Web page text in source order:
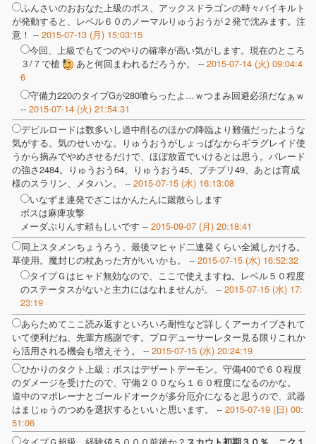
ふんさいのおおなた上級のボス、アックスドラゴンの時々バイキルト
が発動すると、レベル６０のノーマルりゅうおうが２発で沈みます。注
意！ -- 2015-07-13 (月) 15:03:15
今回、上級でもてつのやりの確率が高い気がします。現在のところ
３/７で槍
あと何回まわれるだろうか。 -- 2015-07-14 (火) 09:04:4
6
守備力220のタイプGが280喰らったよ…ｗつまみ回避必須だなぁｗ
-- 2015-07-14 (火) 21:54:31
デビルロードは数多いし道中削るのほかの降臨より難儀だったような
気がする。気のせいかな。りゅうおうがしょっぱなからギラグレイド使
うから摘みでやめさせるだけで、ほぼ放置でいけるとは思う。パレード
の強さ2484。りゅうおう64、りゅうおう45、プチプリ49、あとは育成
様のスラリン、メタハン。 -- 2015-07-15 (水) 16:13:08
いなずま連発でざこはかんたんに蹴散らします
ボスは麻痺攻撃
メーダぷりんす頼もしいです -- 2015-09-07 (月) 20:18:41
同上スタメンちょうろう、最後マヒャド二連発くらい全滅しかける。
草使用。魔封じの杖あった方がいいかも。 -- 2015-07-15 (水) 16:52:32
タイプＧはヒャド無効なので、ここで使えますね。レベル５０程度
のステータスがないと主力にはなれませんが。 -- 2015-07-15 (水) 17:
23:19
あらためてここ読み返すといろいろ耐性など詳しくアーカイブされて
いて便利だね、先輩方感謝です。プロデューサーレター見る限りこれか
ら活用される機会も増えそう。 -- 2015-07-15 (水) 20:24:19
ひかりのタクト上級：ボスはデザートデーモン。守備400で６０程度
のダメージを受けたので、守備２００なら１６０程度になるのかな。
道中のマポレーナとゴールドオークが多分厄介になると思うので、武器
はまじゅうのつめを選択するといいと思います。 -- 2015-07-19 (日) 00:
51:06
タイプＧ超級。経験値５０００前後か？